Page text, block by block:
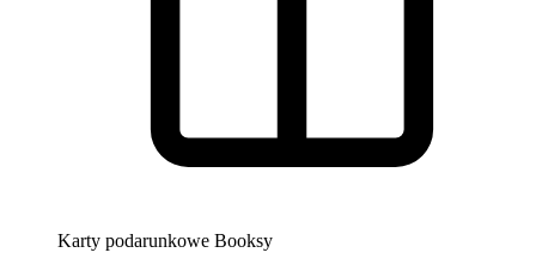
Karty podarunkowe Booksy